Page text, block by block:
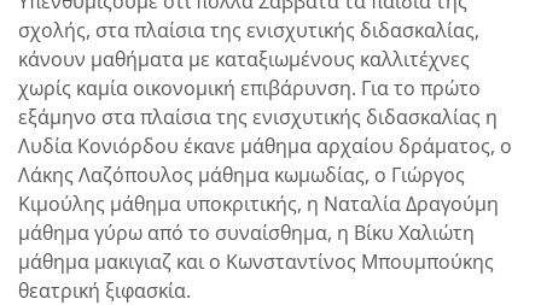
σχολής, στα πλαίσια της ενισχυτικής διδασκαλίας,
κάνουν μαθήματα με καταξιωμένους καλλιτέχνες
χωρίς καμία οικονομική επιβάρυνση. Για το πρώτο
εξάμηνο στα πλαίσια της ενισχυτικής διδασκαλίας η
Λυδία Κονιόρδου έκανε μάθημα αρχαίου δράματος, ο
Λάκης Λαζόπουλος μάθημα κωμωδίας, ο Γιώργος
Κιμούλης μάθημα υποκριτικής, η Ναταλία Δραγούμη
μάθημα γύρω από το συναίσθημα, η Βίκυ Χαλιώτη
μάθημα μακιγιαζ και ο Κωνσταντίνος Μπουμπούκης
θεατρική ξιφασκία.